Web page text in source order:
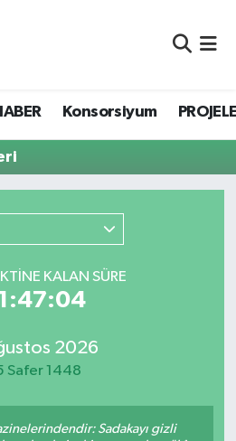
Konsorsiyum
KALAN SÜRE
2026
Safer 1448
Sadakayı gizli